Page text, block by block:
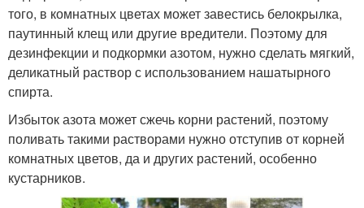
того, в комнатных цветах может завестись белокрылка,
паутинный клещ или другие вредители. Поэтому для
дезинфекции и подкормки азотом, нужно сделать мягкий,
деликатный раствор с использованием нашатырного
спирта.
Избыток азота может сжечь корни растений, поэтому
поливать такими растворами нужно отступив от корней
комнатных цветов, да и других растений, особенно
кустарников.